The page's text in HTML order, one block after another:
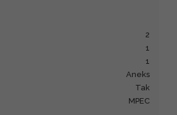
2
1
1
aneks
Tak
MPEC